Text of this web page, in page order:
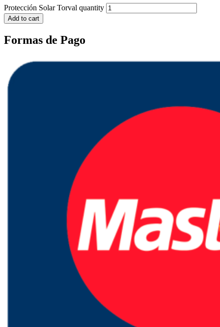
Protección Solar Torval quantity
Add to cart
Formas de Pago